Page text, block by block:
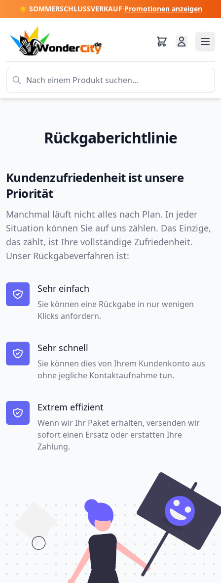
☀️ SOMMERSCHLUSSVERKAUF·Promotionen anzeigen
Rückgaberichtlinie
Kundenzufriedenheit ist unsere
Priorität
Manchmal läuft nicht alles nach Plan. In jeder
Situation können Sie auf uns zählen. Das Einzige,
das zählt, ist Ihre vollständige Zufriedenheit.
Unser Rückgabeverfahren ist:
Sehr einfach
Sie können eine Rückgabe in nur wenigen
Klicks anfordern.
Sehr schnell
Sie können dies von Ihrem Kundenkonto aus
ohne jegliche Kontaktaufnahme tun.
Extrem effizient
Wenn wir Ihr Paket erhalten, versenden wir
sofort einen Ersatz oder erstatten Ihre
Zahlung.